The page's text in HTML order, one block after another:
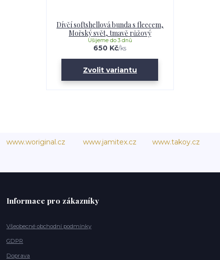
Dívčí softshellová bunda s fleecem,
Mořský svět, tmavě růžový
650 Kč/ks
Ušijeme do 3 dnů
Zvolit variantu
www.woriginal.cz www.jamitex.cz www.takoy.cz
Informace pro zákazníky
Všeobecné obchodní podmínky
GDPR
Doprava